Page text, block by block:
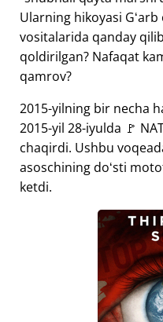
Ularning hikoyasi
vositalarida qanday
qoldirilgan? Nafaqat
qamrov?
2015-yilning bir necha
2015-yil 28-iyulda 🚩
chaqirdi. Ushbu
asoschining doʻsti
ketdi.